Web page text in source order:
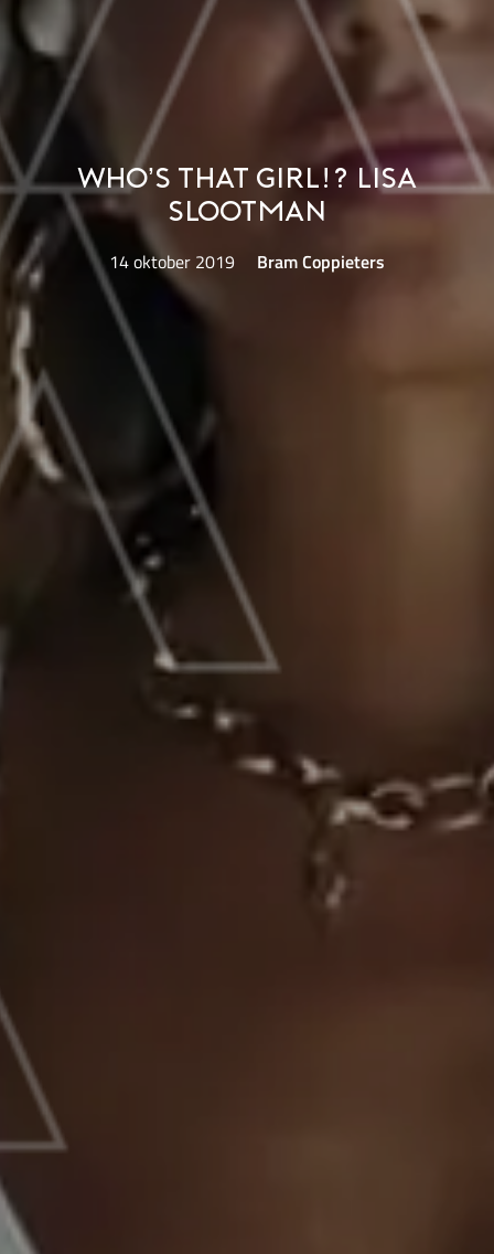
WHO’S THAT GIRL!? LISA
SLOOTMAN
14 oktober 2019 Bram Coppieters